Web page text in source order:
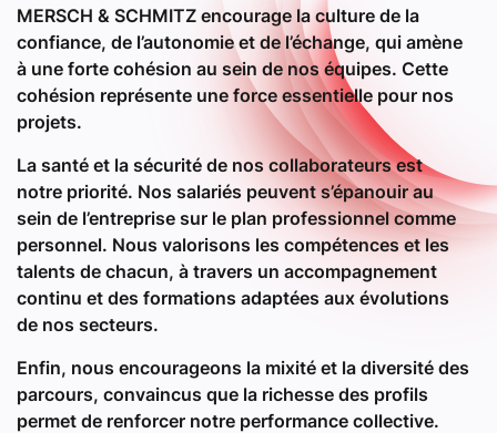
MERSCH & SCHMITZ encourage la culture de la
confiance, de l’autonomie et de l’échange, qui amène
à une forte cohésion au sein de nos équipes. Cette
cohésion représente une force essentielle pour nos
projets.
La santé et la sécurité de nos collaborateurs est
notre priorité. Nos salariés peuvent s’épanouir au
sein de l’entreprise sur le plan professionnel comme
personnel. Nous valorisons les compétences et les
talents de chacun, à travers un accompagnement
continu et des formations adaptées aux évolutions
de nos secteurs.
Enfin, nous encourageons la mixité et la diversité des
parcours, convaincus que la richesse des profils
permet de renforcer notre performance collective.